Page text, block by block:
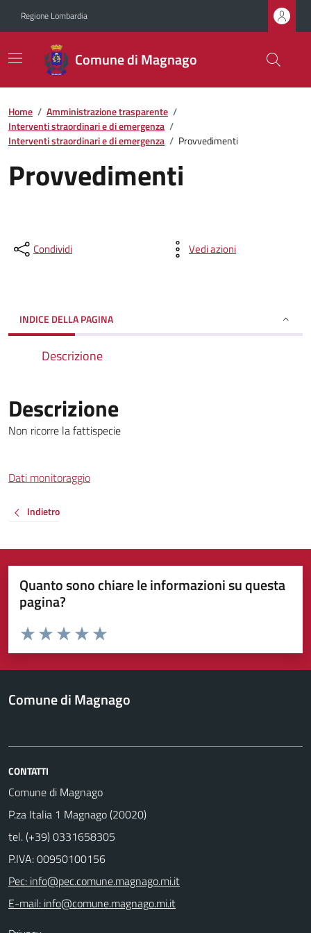
Regione Lombardia
Comune di Magnago
Home / Amministrazione trasparente /
Interventi straordinari e di emergenza /
Interventi straordinari e di emergenza / Provvedimenti
Provvedimenti
Condividi Vedi azioni
INDICE DELLA PAGINA
Descrizione
Descrizione
Non ricorre la fattispecie
Dati monitoraggio
Indietro
Quanto sono chiare le informazioni su questa
pagina?
Valuta da 1 a 5 stelle la pagina
Valuta 5 stelle su 5
Valuta 4 stelle su 5
Valuta 3 stelle su 5
Valuta 2 stelle su 5
Valuta 1 stelle su 5
Comune di Magnago
CONTATTI
Comune di Magnago
P.za Italia 1 Magnago (20020)
tel. (+39) 0331658305
P.IVA: 00950100156
Pec: info@pec.comune.magnago.mi.it
E-mail: info@comune.magnago.mi.it